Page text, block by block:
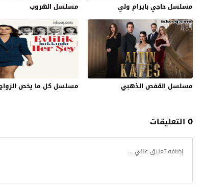
مسلسل حاجي بايرام ولي مسلسل الهروب
مسلسل القفص الذهبي مسلسل كل ما يخص
0 التعليقات